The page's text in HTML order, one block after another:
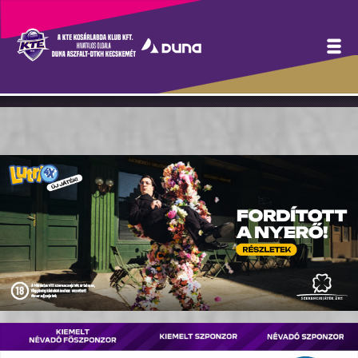
Borsot tört az orrunk alá
ismét a Honvéd